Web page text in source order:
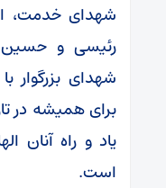
شهدای خدمت،
رئیسی و حسین
شهدای
برای همیشه در
یاد و راه آنان
است.